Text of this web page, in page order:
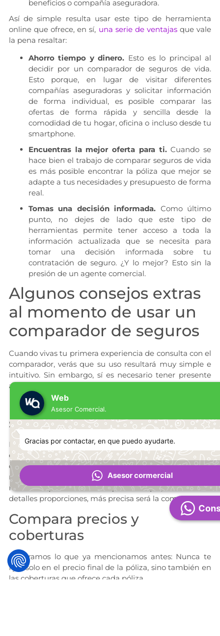
beneficios o compañía aseguradora.
Así de simple resulta usar este tipo de herramienta
online que ofrece, en sí, una serie de ventajasque vale
la pena resaltar:
Ahorro tiempo y dinero. Esto es lo principal al
decidir por un comparador de seguros de vida.
Esto porque, en lugar de visitar diferentes
compañías aseguradoras y solicitar información
de forma individual, es posible comparar las
ofertas de forma rápida y sencilla desde la
comodidad de tu hogar, oficina o incluso desde tu
smartphone.
Encuentras la mejor oferta para ti.Cuando se
hace bien el trabajo de comparar seguros de vida
es más posible encontrar la póliza que mejor se
adapte a tus necesidades y presupuesto de forma
real.
Tomas una decisión informada. Como último
punto, no dejes de lado que este tipo de
herramientas permite tener acceso a toda la
información actualizada que se necesita para
tomar una decisión informada sobre tu
contratación de seguro. ¿Y lo mejor? Esto sin la
presión de un agente comercial.
Algunos consejos extras
al momento de usar un
comparador de seguros
Cuando vivas tu primera experiencia de consulta con el
comparador, verás que su uso resultará muy simple e
intuitivo. Sin embargo, sí es necesario tener presente
algunos tips para sacar el máximo provecho de estos:
Responde las preguntas con
sinceridad
Recuerda que no tienes nada que esconder y que tus
consultas son anónimas. Por lo tanto, la información
que proporciones alcomparador de segurosdebe ser
real para que pueda mostrarte las pólizas más
relevantes para tu caso. Ten presente que, cuantos más
detalles proporciones, más precisa será la comparación.
Compara precios y
coberturas
Reiteramos lo que ya mencionamos antes: Nunca te
fijes solo en el precio final de la póliza, sino también en
las coberturas que ofrece cada póliza.
Web
Asesor Comercial.
Gracias por contactar, en que puedo ayudarte.
Asesor cormercial